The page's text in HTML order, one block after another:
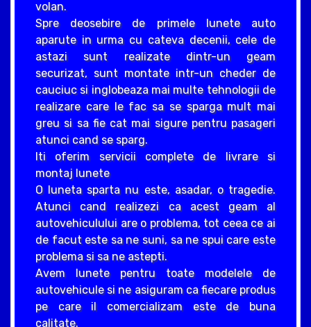
volan.
Spre deosebire de primele lunete auto
aparute in urma cu cateva decenii, cele de
astazi sunt realizate dintr-un geam
securizat, sunt montate intr-un cheder de
cauciuc si inglobeaza mai multe tehnologii de
realizare care le fac sa se sparga mult mai
greu si sa fie cat mai sigure pentru pasageri
atunci cand se sparg.
Iti oferim servicii complete de livrare si
montaj lunete
O luneta sparta nu este, asadar, o tragedie.
Atunci cand realizezi ca acest geam al
autovehiculului are o problema, tot ceea ce ai
de facut este sa ne suni, sa ne spui care este
problema si sa ne astepti.
Avem lunete pentru toate modelele de
autovehicule si ne asiguram ca fiecare produs
pe care il comercializam este de buna
calitate.